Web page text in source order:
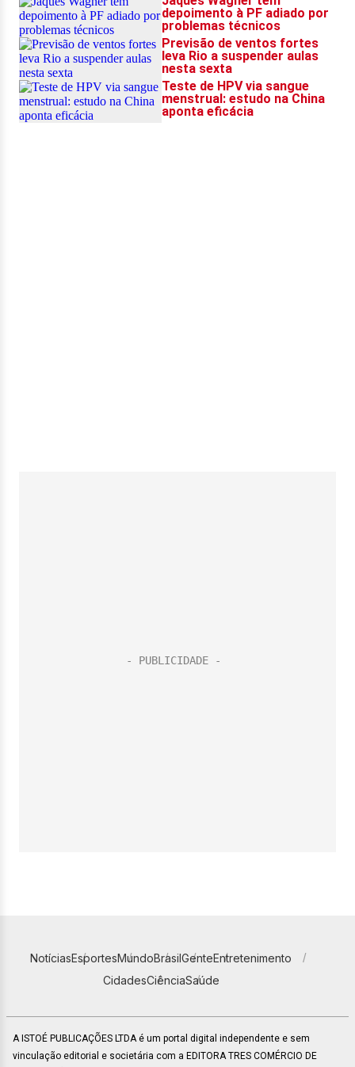
NotíciasEsportesMundoBrasilGenteEntretenimento
CidadesCiênciaSaúde
A ISTOÉ PUBLICAÇÕES LTDA é um portal digital independente e sem
vinculação editorial e societária com a EDITORA TRES COMÉRCIO DE